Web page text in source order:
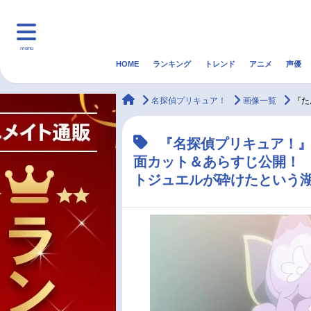
menu
マンガ・ラノベ ゲーム・アプリ 音楽
最新記事一覧
声優記事一覧
HOME ランキング トレンド アニメ 声優
animateTimes
名探偵プリキュア！ 画像一覧 『
『名探偵プリキュア！
面カット＆あらすじ公開！
トジュエルが砕けたという